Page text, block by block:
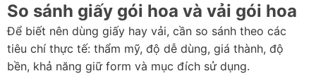
So sánh giấy gói hoa và vải gói hoa
Để biết nên dùng giấy hay vải, cần so sánh theo các
tiêu chí thực tế: thẩm mỹ, độ dễ dùng, giá thành, độ
bền, khả năng giữ form và mục đích sử dụng.